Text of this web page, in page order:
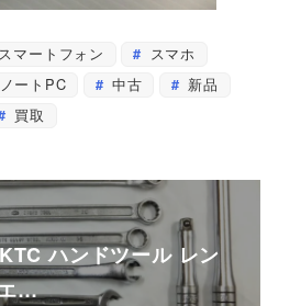
スマートフォン
スマホ
ノートPC 中古
新品
買取
ハンドツール レン
…